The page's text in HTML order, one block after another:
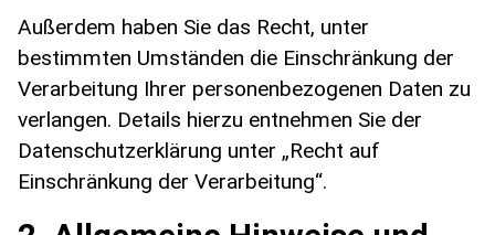
Außerdem haben Sie das Recht, unter
bestimmten Umständen die Einschränkung der
Verarbeitung Ihrer personenbezogenen Daten zu
verlangen. Details hierzu entnehmen Sie der
Datenschutzerklärung unter „Recht auf
Einschränkung der Verarbeitung“.